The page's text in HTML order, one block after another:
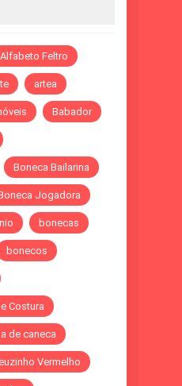
Alfabeto Feltro
artea
Babador
Boneca Bailarina
Jogadora
bonecas
bonecos
Costura
de caneca
Vermelho